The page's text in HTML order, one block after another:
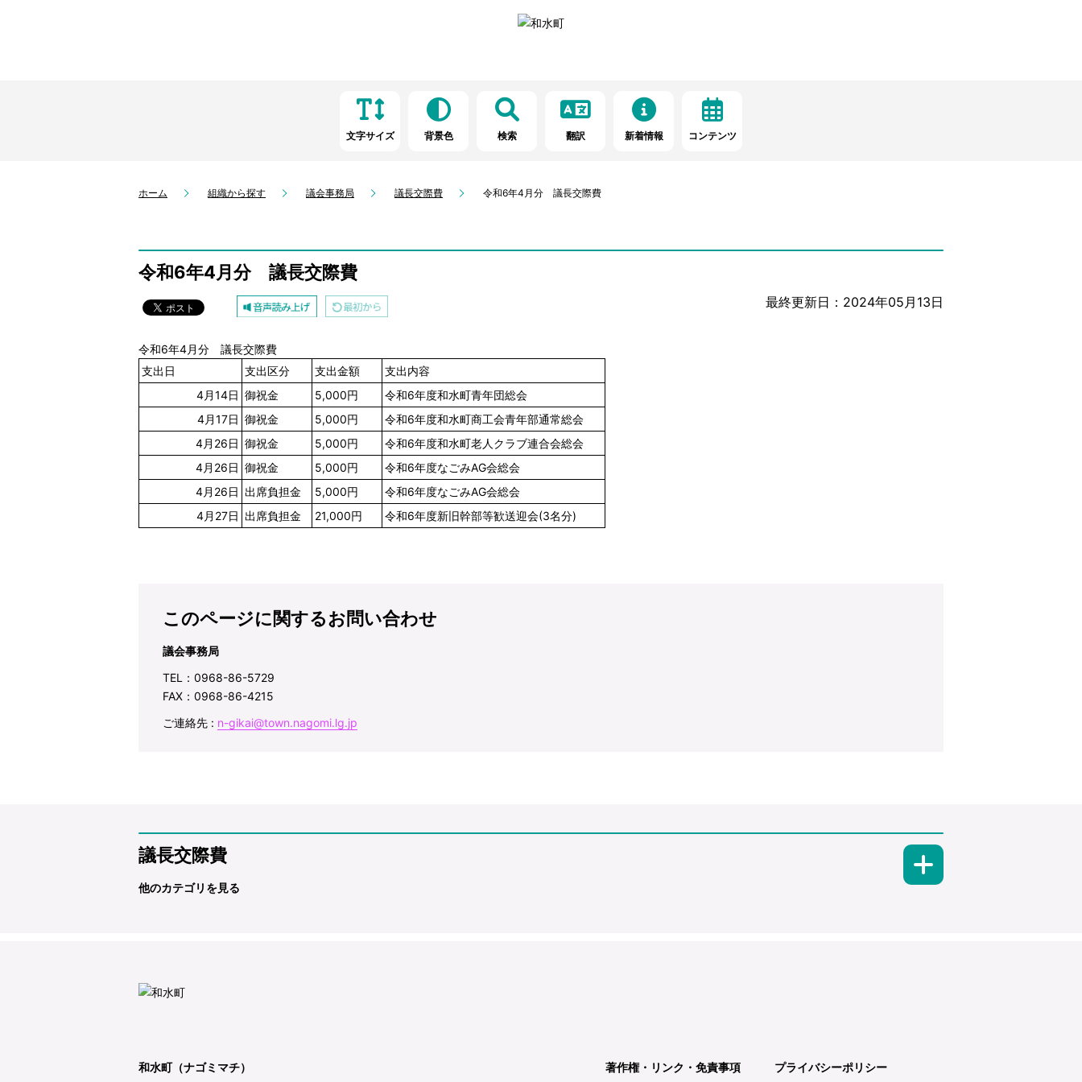
文字サイズ 背景色 検索 翻訳 新着情報 コンテンツ
ホーム 組織から探す 議会事務局 議長交際費 令和6年4月分 議長交際費
令和6年4月分 議長交際費
最終更新日：2024年05月13日
令和6年4月分 議長交際費
支出日
支出区分 支出金額
支出内容
4月14日 御祝金 5,000円
令和6年度和水町青年団総会
4月17日 御祝金 5,000円
令和6年度和水町商工会青年部通常総会
4月26日 御祝金 5,000円
令和6年度和水町老人クラブ連合会総会
4月26日 御祝金 5,000円
令和6年度なごみAG会総会
4月26日 出席負担金 5,000円
令和6年度なごみAG会総会
4月27日 出席負担金 21,000円 令和6年度新旧幹部等歓送迎会(3名分)
このページに関するお問い合わせ
議会事務局
TEL：0968-86-5729
FAX：0968-86-4215
ご連絡先 : n-gikai@town.nagomi.lg.jp
議長交際費
他のカテゴリを見る
和水町（ナゴミマチ） 著作権・リンク・免責事項 プライバシーポリシー